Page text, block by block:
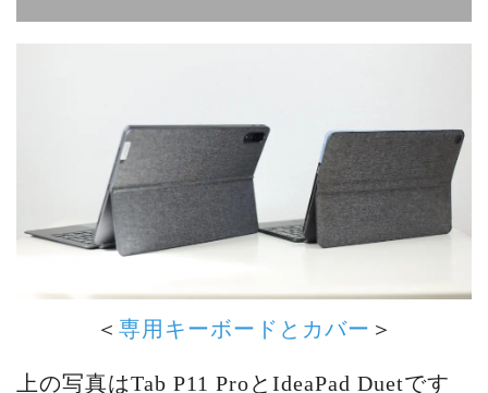
＜ 専用キーボードとカバー ＞
上の写真はTab P11 ProとIdeaPad Duetです